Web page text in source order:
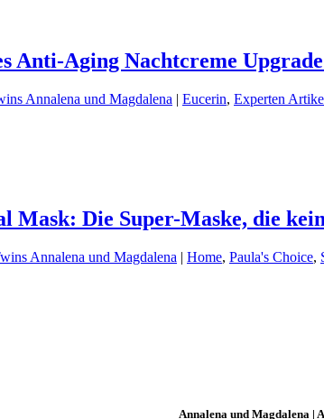
Anti-Aging Nachtcreme
Annalena und Magdalena | Eucerin, Experten
Mask: Die Super-Maske, die
Annalena und Magdalena | Home, Paula's Choice,
Annalena und Magdalena |